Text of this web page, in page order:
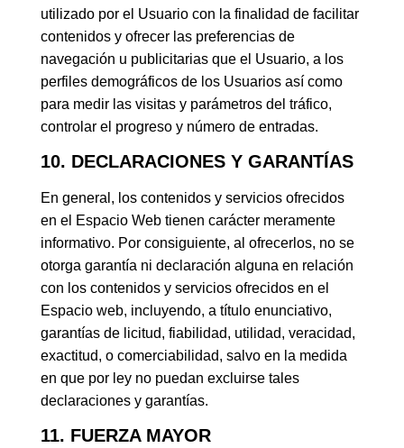
utilizado por el Usuario con la finalidad de facilitar
contenidos y ofrecer las preferencias de
navegación u publicitarias que el Usuario, a los
perfiles demográficos de los Usuarios así como
para medir las visitas y parámetros del tráfico,
controlar el progreso y número de entradas.
10. DECLARACIONES Y GARANTÍAS
En general, los contenidos y servicios ofrecidos
en el Espacio Web tienen carácter meramente
informativo. Por consiguiente, al ofrecerlos, no se
otorga garantía ni declaración alguna en relación
con los contenidos y servicios ofrecidos en el
Espacio web, incluyendo, a título enunciativo,
garantías de licitud, fiabilidad, utilidad, veracidad,
exactitud, o comerciabilidad, salvo en la medida
en que por ley no puedan excluirse tales
declaraciones y garantías.
11. FUERZA MAYOR